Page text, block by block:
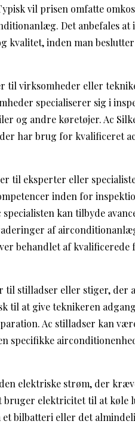
vil prisen omfatte
Det anbefales
kvalitet, inden man
til virksomheder eller
specialiserer sig i
og andre køretøjer. Ac
har brug for kvalificeret
til eksperter eller
inden for
kan tilbyde
af
behandlet af kvalificerede
stilladser eller stiger, der
til at give teknikeren
Ac stilladser kan
specifikke
elektriske strøm, der
elektricitet til at køle
bilbatteri eller det